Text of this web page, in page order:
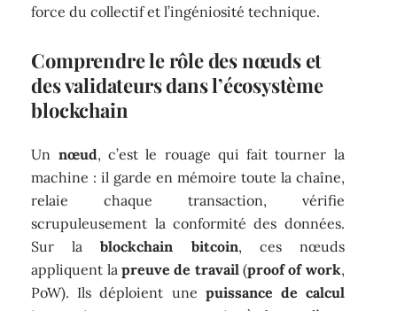
force du collectif et l’ingéniosité technique.
Comprendre le rôle des nœuds et
des validateurs dans l’écosystème
blockchain
Un nœud, c’est le rouage qui fait tourner la
machine : il garde en mémoire toute la chaîne,
relaie chaque transaction, vérifie
scrupuleusement la conformité des données.
Sur lablockchain bitcoin, ces nœuds
appliquent lapreuve de travail(proof of work,
PoW). Ils déploient une puissance de calcul